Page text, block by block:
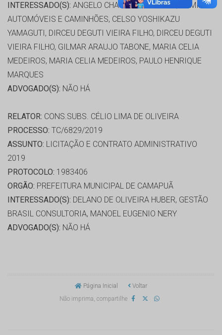
INTERESSADO(S): ANGELO CHAVES GUERREIRO, CAMINHO
AUTOMÓVEIS E CAMINHÕES, CELSO YOSHIKAZU
YAMAGUTI, DIRCEU DEGUTI VIEIRA FILHO, DIRCEU DEGUTI
VIEIRA FILHO, GILMAR ARAUJO TABONE, MARIA CELIA
MEDEIROS, MARIA CELIA MEDEIROS, PAULO HENRIQUE
MARQUES
ADVOGADO(S): NÃO HÁ
RELATOR: CONS.SUBS. CÉLIO LIMA DE OLIVEIRA
PROCESSO: TC/6829/2019
ASSUNTO: LICITAÇÃO E CONTRATO ADMINISTRATIVO
2019
PROTOCOLO: 1983406
ORGÃO: PREFEITURA MUNICIPAL DE CAMAPUÃ
INTERESSADO(S): DELANO DE OLIVEIRA HUBER, GESTÃO
BRASIL CONSULTORIA, MANOEL EUGENIO NERY
ADVOGADO(S): NÃO HÁ
Página Inicial
Voltar
Não imprima, compartilhe